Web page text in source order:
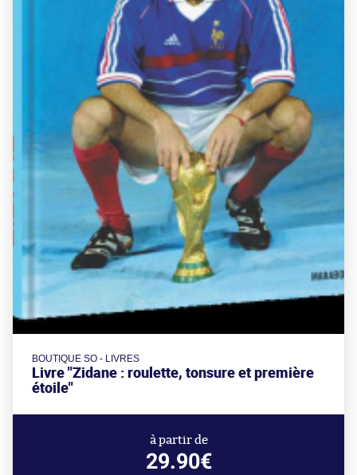
BOUTIQUE SO - LIVRES
Livre "Zidane : roulette, tonsure et première
étoile"
à partir de
29.90€